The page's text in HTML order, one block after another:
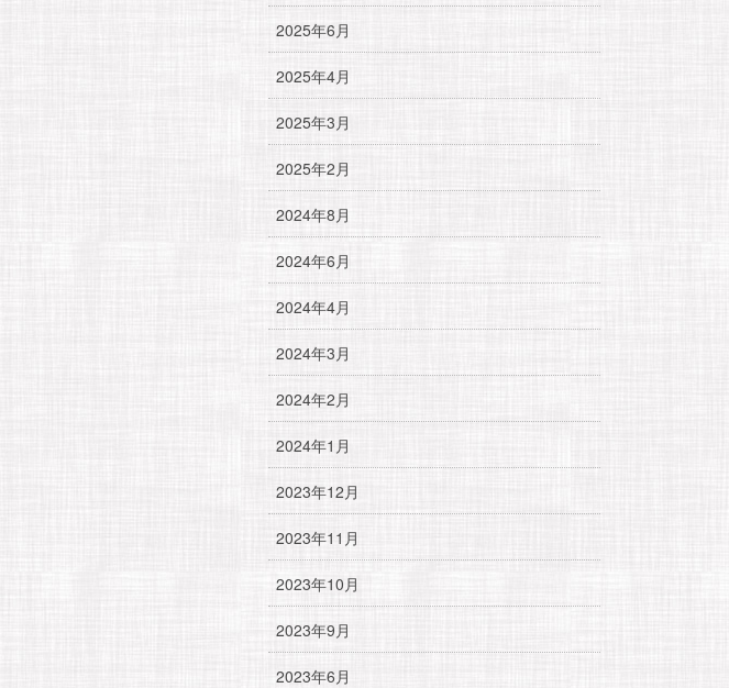
2025年6月
2025年4月
2025年3月
2025年2月
2024年8月
2024年6月
2024年4月
2024年3月
2024年2月
2024年1月
2023年12月
2023年11月
2023年10月
2023年9月
2023年6月